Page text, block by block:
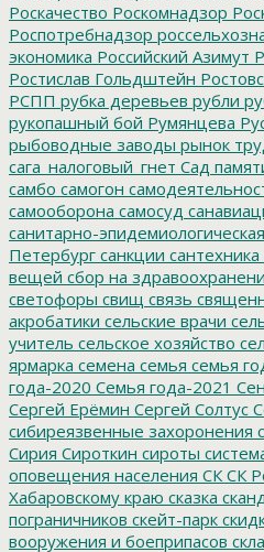
Роскачество Роскомнадзор
Роспотребнадзор
экономика Российский Азимут
Ростислав Гольдштейн
РСПП рубка деревьев рубли
рукопашный бой Румянцева
рыбоводные заводы рынок
сага_налоговый_гнет Сад
самбо самогон
самооборона самосуд
санитарно-
Петербург санкции сантехника
вещей сбор на
светофоры свищ связь
акробатики сельские врачи
учитель сельское хозяйство
ярмарка семена семья семья
года-2020 Семья года-2021
Сергей Ерёмин Сергей Солтус
сибиреязвенные захоронения
Сирия Сироткин сироты
оповещения населения СК СК
Хабаровскому краю сказка
пограничников скейт-парк
вооружения и боеприпасов